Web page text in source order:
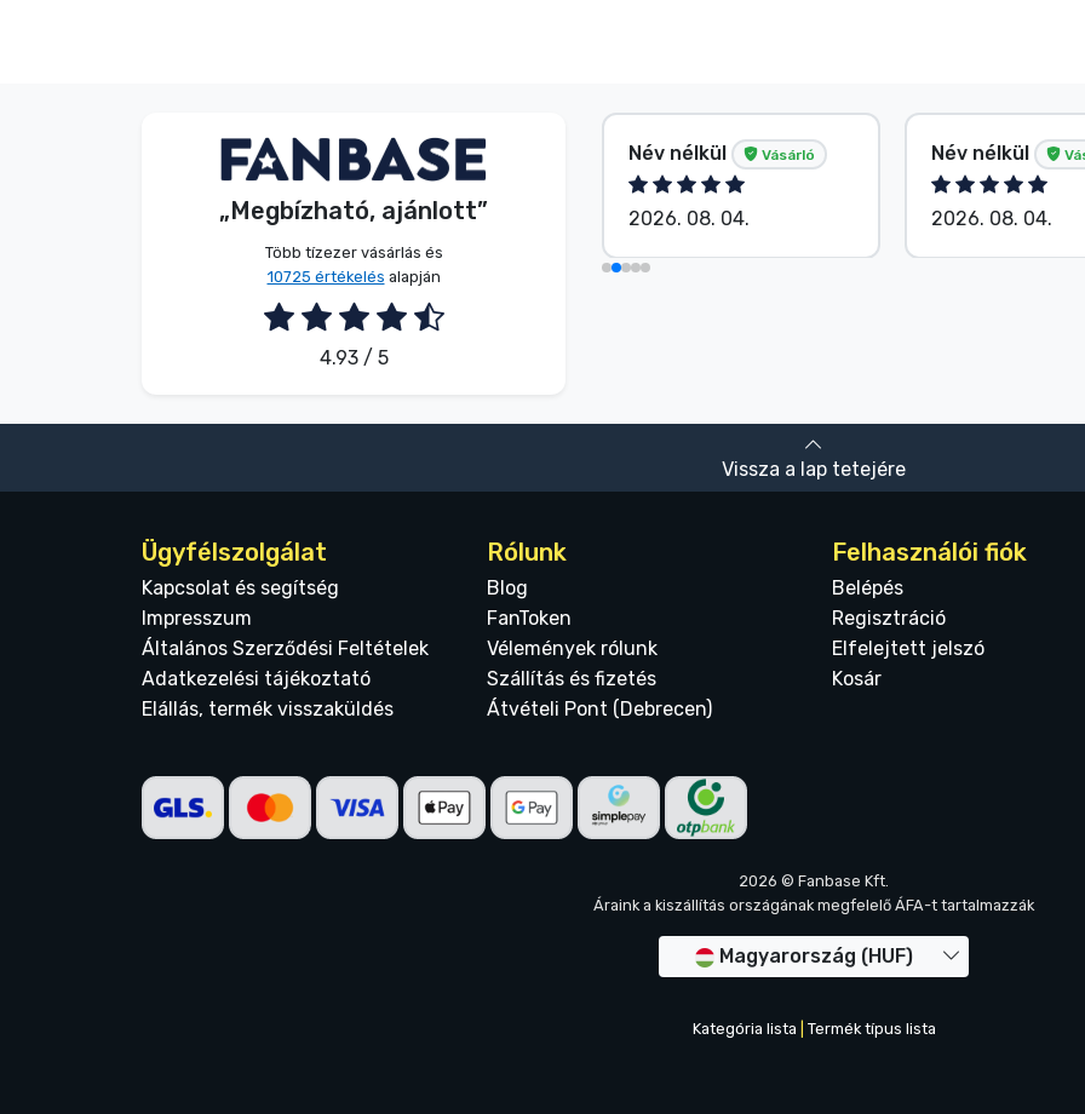
„Megbízható, ajánlott”
Több tízezer vásárlás és
10725 értékelés alapján
4.93 / 5
Név nélkül Vásárló
2026. 08. 05.
Név nélkül Vásárló
2026. 08. 04.
Név nélkül
2026. 08. 04.
Vissza a lap tetejére
Ügyfélszolgálat
Kapcsolat és segítség
Impresszum
Általános Szerződési Feltételek
Adatkezelési tájékoztató
Elállás, termék visszaküldés
Rólunk
Blog
FanToken
Vélemények rólunk
Szállítás és fizetés
Átvételi Pont (Debrecen)
Felhasználói fiók
Belépés
Regisztráció
Elfelejtett jelszó
Kosár
2026 © Fanbase Kft.
Áraink a kiszállítás országának megfelelő ÁFA-t tartalmazzák
Magyarország (HUF)
Kategória lista Termék típus lista